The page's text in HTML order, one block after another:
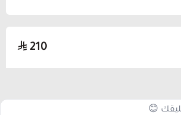
210